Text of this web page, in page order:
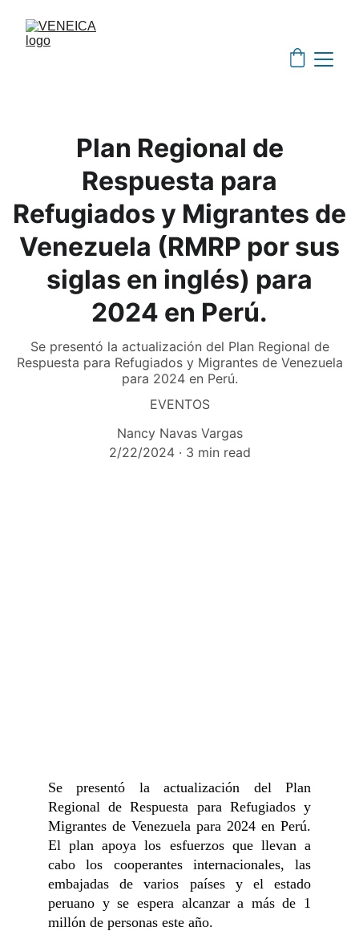
Plan Regional de
Respuesta para
Refugiados y Migrantes de
Venezuela (RMRP por sus
siglas en inglés) para
2024 en Perú.
Se presentó la actualización del Plan Regional de
Respuesta para Refugiados y Migrantes de Venezuela
para 2024 en Perú.
EVENTOS
Nancy Navas Vargas
2/22/2024
3 min read
Se presentó la actualización del Plan
Regional de Respuesta para Refugiados y
Migrantes de Venezuela para 2024 en Perú.
El plan apoya los esfuerzos que llevan a
cabo los cooperantes internacionales, las
embajadas de varios países y el estado
peruano y se espera alcanzar a más de 1
millón de personas este año.